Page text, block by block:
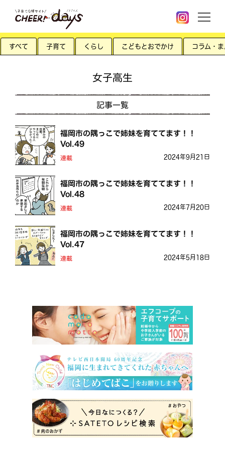
すべて 子育て くらし こどもとおでかけ コラム・
女子高生
記事一覧
福岡市の隅っこで姉妹を育ててます！！
Vol.49
連載 2024年9月21日
福岡市の隅っこで姉妹を育ててます！！
Vol.48
連載 2024年7月20日
福岡市の隅っこで姉妹を育ててます！！
Vol.47
連載 2024年5月18日